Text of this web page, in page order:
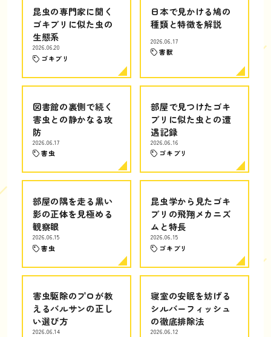
昆虫の専門家に聞く
ゴキブリに似た虫の
生態系
2026.06.20
ゴキブリ
日本で見かける鳩の
種類と特徴を解説
2026.06.17
害獣
図書館の裏側で続く
害虫との静かなる攻
防
2026.06.17
害虫
部屋で見つけたゴキ
ブリに似た虫との遭
遇記録
2026.06.16
ゴキブリ
部屋の隅を走る黒い
影の正体を見極める
観察眼
2026.06.15
害虫
昆虫学から見たゴキ
ブリの飛翔メカニズ
ムと特長
2026.06.15
ゴキブリ
害虫駆除のプロが教
えるバルサンの正し
い選び方
2026.06.14
寝室の安眠を妨げる
シルバーフィッシュ
の徹底排除法
2026.06.12